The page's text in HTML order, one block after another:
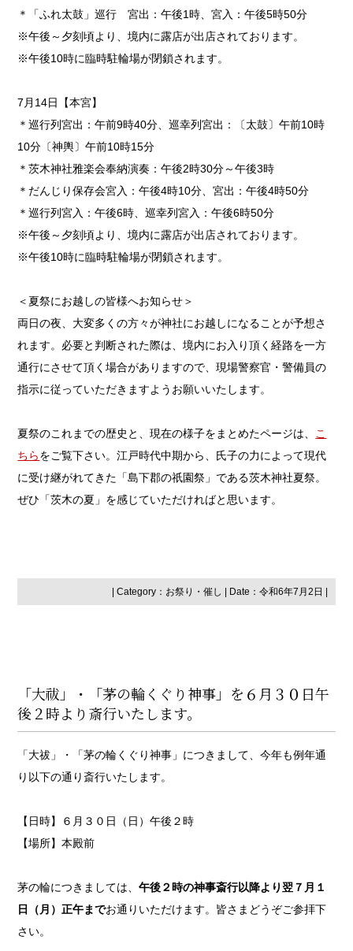
＊「ふれ太鼓」巡行 宮出：午後1時、宮入：午後5時50分
※午後～夕刻頃より、境内に露店が出店されております。
※午後10時に臨時駐輪場が閉鎖されます。
7月14日【本宮】
＊巡行列宮出：午前9時40分、巡幸列宮出：〔太鼓〕午前10時
10分〔神輿〕午前10時15分
＊茨木神社雅楽会奉納演奏：午後2時30分～午後3時
＊だんじり保存会宮入：午後4時10分、宮出：午後4時50分
＊巡行列宮入：午後6時、巡幸列宮入：午後6時50分
※午後～夕刻頃より、境内に露店が出店されております。
※午後10時に臨時駐輪場が閉鎖されます。
＜夏祭にお越しの皆様へお知らせ＞
両日の夜、大変多くの方々が神社にお越しになることが予想さ
れます。必要と判断された際は、境内にお入り頂く経路を一方
通行にさせて頂く場合がありますので、現場警察官・警備員の
指示に従っていただきますようお願いいたします。
夏祭のこれまでの歴史と、現在の様子をまとめたページは、
こ
ちらをご覧下さい。江戸時代中期から、氏子の力によって現代
に受け継がれてきた「島下郡の祇園祭」である茨木神社夏祭。
ぜひ「茨木の夏」を感じていただければと思います。
| Category： お祭り・催し | Date：令和6年7月2日 |
「大祓」・「茅の輪くぐり神事」を６月３０日午
後２時より斎行いたします。
「大祓」・「茅の輪くぐり神事」につきまして、今年も例年通
り以下の通り斎行いたします。
【日時】６月３０日（日）午後２時
【場所】本殿前
茅の輪につきましては、午後２時の神事斎行以降より翌７月１
日（月）正午までお通りいただけます。皆さまどうぞご参拝下
さい。